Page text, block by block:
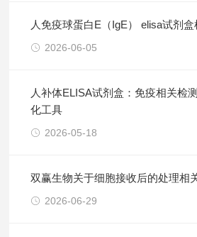
人免疫球蛋白E（IgE） elisa试剂
2026-06-05
人补体ELISA试剂盒：免疫相关检
化工具
2026-05-18
双赢生物关于细胞接收后的处理相
2026-06-29